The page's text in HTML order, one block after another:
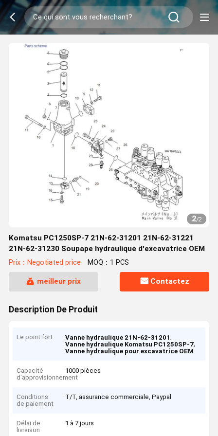
2/2
Komatsu PC1250SP-7 21N-62-31201 21N-62-31221
21N-62-31230 Soupape hydraulique d'excavatrice OEM
Prix：Negotiated price MOQ：1 PCS
meilleur prix Contactez
Description De Produit
Le point fort Vanne hydraulique 21N-62-31201,
Vanne hydraulique Komatsu PC1250SP-7,
Vanne hydraulique pour excavatrice OEM
Capacité
d'approvisionnement
1000 pièces
Conditions
de paiement
T/T, assurance commerciale, Paypal
Délai de
livraison
1 à 7 jours